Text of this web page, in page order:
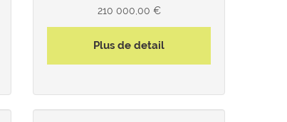
210 000,00 €
Plus de detail